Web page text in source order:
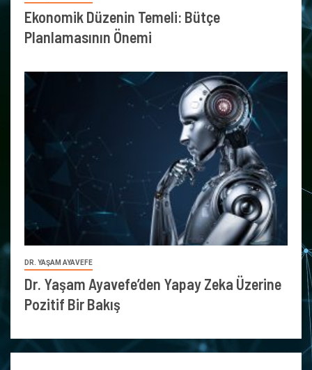
Ekonomik Düzenin Temeli: Bütçe
Planlamasının Önemi
DR. YAŞAM AYAVEFE
Dr. Yaşam Ayavefe’den Yapay Zeka Üzerine
Pozitif Bir Bakış